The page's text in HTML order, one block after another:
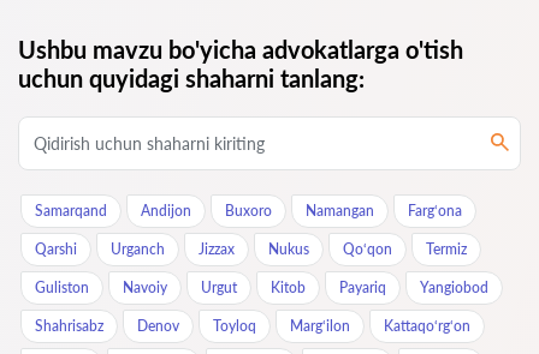
Ushbu mavzu bo'yicha advokatlarga o'tish
uchun quyidagi shaharni tanlang:
Samarqand Andijon Buxoro Namangan Farg‘ona
Qarshi Urganch Jizzax Nukus Qo‘qon Termiz
Guliston Navoiy Urgut Kitob Payariq Yangiobod
Shahrisabz Denov Toyloq Marg‘ilon Kattaqo‘rg‘on